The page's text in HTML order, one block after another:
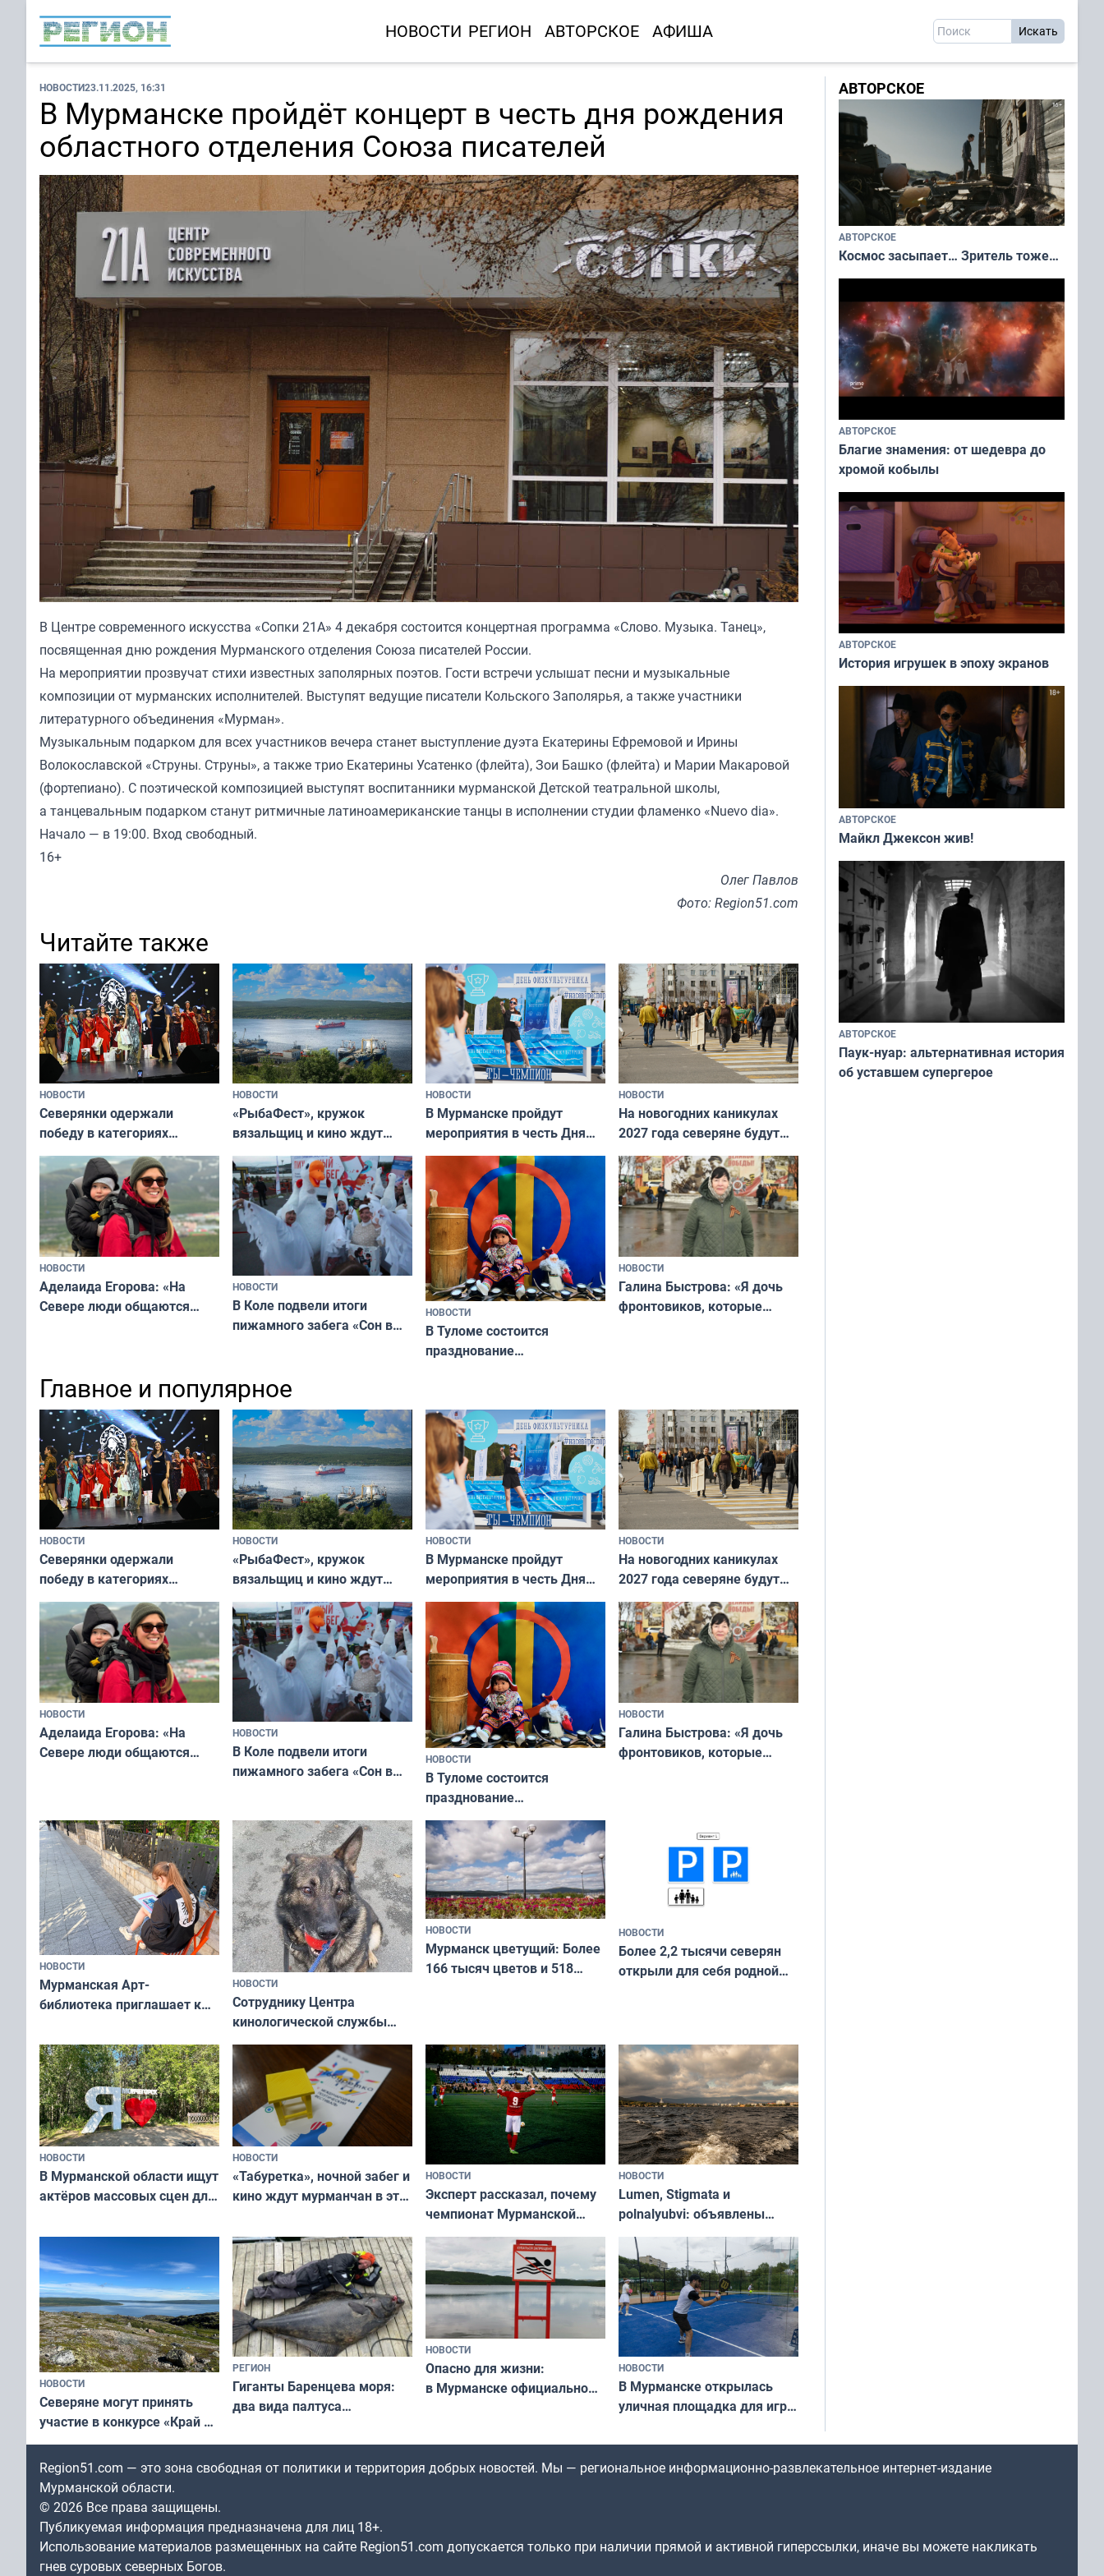
НОВОСТИ РЕГИОН АВТОРСКОЕ АФИША
НОВОСТИ23.11.2025, 16:31
В Мурманске пройдёт концерт в честь дня рождения
областного отделения Союза писателей
В Центре современного искусства «Сопки 21А» 4 декабря состоится концертная программа «Слово. Музыка. Танец»,
посвященная дню рождения Мурманского отделения Союза писателей России.
На мероприятии прозвучат стихи известных заполярных поэтов. Гости встречи услышат песни и музыкальные
композиции от мурманских исполнителей. Выступят ведущие писатели Кольского Заполярья, а также участники
литературного объединения «Мурман».
Музыкальным подарком для всех участников вечера станет выступление дуэта Екатерины Ефремовой и Ирины
Волокославской «Струны. Струны», а также трио Екатерины Усатенко (флейта), Зои Башко (флейта) и Марии Макаровой
(фортепиано). С поэтической композицией выступят воспитанники мурманской Детской театральной школы,
а танцевальным подарком станут ритмичные латиноамериканские танцы в исполнении студии фламенко «Nuevo dia».
Начало — в 19:00. Вход свободный.
16+
Олег Павлов
Фото: Region51.com
Читайте также
НОВОСТИ
Северянки одержали
победу в категориях
всероссийского конкурса
«Мисс и Миссис Великая
Русь»
НОВОСТИ
«РыбаФест», кружок
вязальщиц и кино ждут
мурманчан в эти выходные
НОВОСТИ
В Мурманске пройдут
мероприятия в честь Дня
физкультурника
НОВОСТИ
На новогодних каникулах
2027 года северяне будут
отдыхать 11 дней
НОВОСТИ
Аделаида Егорова: «На
Севере люди общаются
НОВОСТИ
В Коле подвели итоги
пижамного забега «Сон в
НОВОСТИ
В Туломе состоится
празднование
НОВОСТИ
Галина Быстрова: «Я дочь
фронтовиков, которые
Главное и популярное
НОВОСТИ
Северянки одержали
победу в категориях
всероссийского конкурса
«Мисс и Миссис Великая
Русь»
НОВОСТИ
«РыбаФест», кружок
вязальщиц и кино ждут
мурманчан в эти выходные
НОВОСТИ
В Мурманске пройдут
мероприятия в честь Дня
физкультурника
НОВОСТИ
На новогодних каникулах
2027 года северяне будут
отдыхать 11 дней
НОВОСТИ
Аделаида Егорова: «На
Севере люди общаются
НОВОСТИ
В Коле подвели итоги
пижамного забега «Сон в
НОВОСТИ
В Туломе состоится
празднование
Международного дня
коренных народов мира
НОВОСТИ
Галина Быстрова: «Я дочь
фронтовиков, которые
НОВОСТИ
Мурманская Арт-
библиотека приглашает к
и фотографов
НОВОСТИ
Сотруднику Центра
кинологической службы
ищут новый дом
НОВОСТИ
Мурманск цветущий: Более
166 тысяч цветов и 518
НОВОСТИ
Более 2,2 тысячи северян
открыли для себя родной
НОВОСТИ
В Мурманской области ищут
актёров массовых сцен для
короткометражном фильме
НОВОСТИ
«Табуретка», ночной забег и
кино ждут мурманчан в эти
НОВОСТИ
Эксперт рассказал, почему
чемпионат Мурманской
области по футболу остался
незамеченным
НОВОСТИ
Lumen, Stigmata и
polnalyubvi: объявлены
хедлайнеры фестиваля
«Имандра» в 2026 года
НОВОСТИ
Северяне могут принять
участие в конкурсе «Край у
северной границы: фотогид
по Печенгскому округу»
РЕГИОН
Гиганты Баренцева моря:
два вида палтуса
НОВОСТИ
Опасно для жизни:
в Мурманске официально
НОВОСТИ
В Мурманске открылась
уличная площадка для игры
АВТОРСКОЕ
АВТОРСКОЕ
Космос засыпает… Зритель тоже…
АВТОРСКОЕ
Благие знамения: от шедевра до
хромой кобылы
АВТОРСКОЕ
История игрушек в эпоху экранов
АВТОРСКОЕ
Майкл Джексон жив!
АВТОРСКОЕ
Паук-нуар: альтернативная история
об уставшем супергерое
Region51.com — это зона свободная от политики и территория добрых новостей. Мы — региональное информационно-развлекательное интернет-издание
Мурманской области.
© 2026 Все права защищены.
Публикуемая информация предназначена для лиц 18+.
Использование материалов размещенных на сайте Region51.com допускается только при наличии прямой и активной гиперссылки, иначе вы можете накликать
гнев суровых северных Богов.